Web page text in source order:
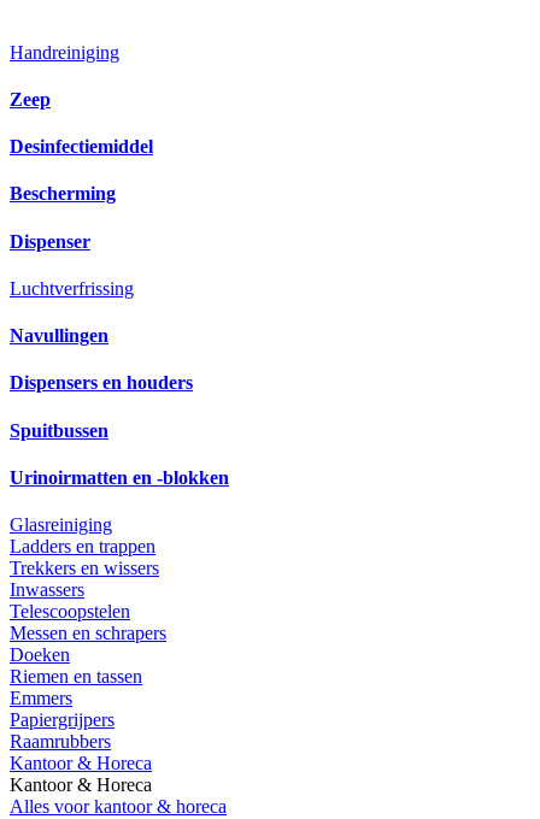
Handreiniging
Zeep
Desinfectiemiddel
Bescherming
Dispenser
Luchtverfrissing
Navullingen
Dispensers en houders
Spuitbussen
Urinoirmatten en -blokken
Glasreiniging
Ladders en trappen
Trekkers en wissers
Inwassers
Telescoopstelen
Messen en schrapers
Doeken
Riemen en tassen
Emmers
Papiergrijpers
Raamrubbers
Kantoor & Horeca
Kantoor & Horeca
Alles voor kantoor & horeca